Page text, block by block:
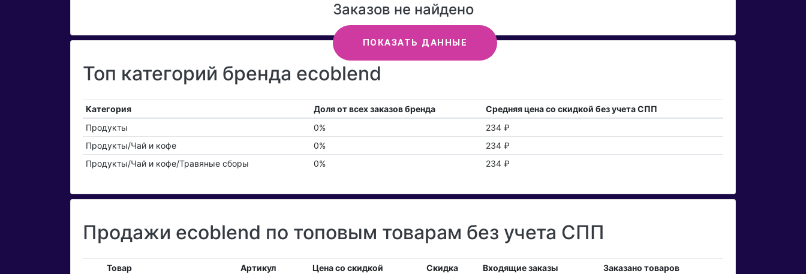
ПОКАЗАТЬ ДАННЫЕ
Заказов не найдено
Топ категорий бренда ecoblend
Категория Доля от всех заказов бренда
Средняя цена со скидкой без учета СПП
Продукты
0%
234 ₽
Продукты/Чай и кофе
0%
234 ₽
Продукты/Чай и кофе/Травяные сборы
0% 234 ₽
Продажи ecoblend по топовым товарам без учета СПП
Товар Артикул Цена со скидкой Скидка Входящие заказы
Заказано товаров